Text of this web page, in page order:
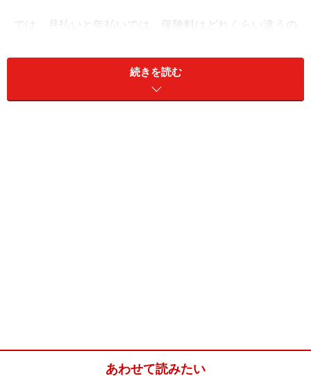
では、月払いと年払いでは、保険料はどれくらい違うの
3000万円の定期保険に、保険(払込)期間30年で契約した
続きを読む
あわせて読みたい